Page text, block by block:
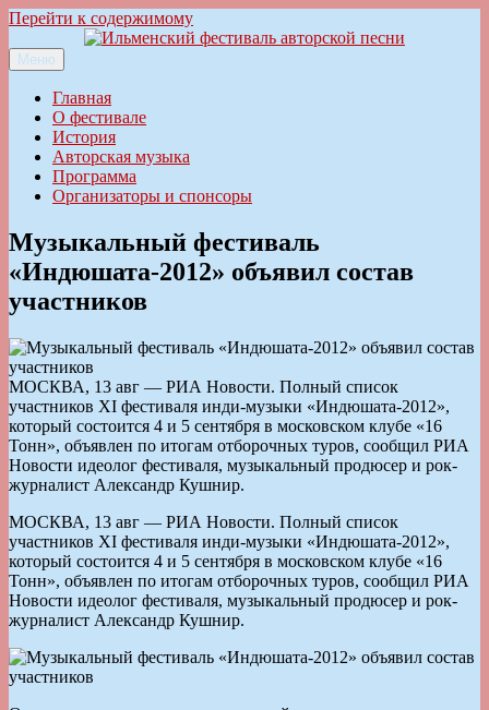
Перейти к содержимому
Ильменский фестиваль авторской песни
Меню
Главная
О фестивале
История
Авторская музыка
Программа
Организаторы и спонсоры
Музыкальный фестиваль
«Индюшата-2012» объявил состав
участников
МОСКВА, 13 авг — РИА Новости. Полный список
участников XI фестиваля инди-музыки «Индюшата-2012»,
который состоится 4 и 5 сентября в московском клубе «16
Тонн», объявлен по итогам отборочных туров, сообщил РИА
Новости идеолог фестиваля, музыкальный продюсер и рок-
журналист Александр Кушнир.
МОСКВА, 13 авг — РИА Новости. Полный список
участников XI фестиваля инди-музыки «Индюшата-2012»,
который состоится 4 и 5 сентября в московском клубе «16
Тонн», объявлен по итогам отборочных туров, сообщил РИА
Новости идеолог фестиваля, музыкальный продюсер и рок-
журналист Александр Кушнир.